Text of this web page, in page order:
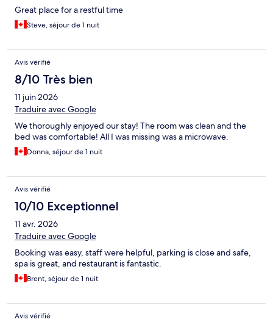
Great place for a restful time
Steve, séjour de 1 nuit
Avis vérifié
8/10 Très bien
11 juin 2026
Traduire avec Google
We thoroughly enjoyed our stay! The room was clean and the
bed was comfortable! All I was missing was a microwave.
Donna, séjour de 1 nuit
Avis vérifié
10/10 Exceptionnel
11 avr. 2026
Traduire avec Google
Booking was easy, staff were helpful, parking is close and safe,
spa is great, and restaurant is fantastic.
Brent, séjour de 1 nuit
Avis vérifié